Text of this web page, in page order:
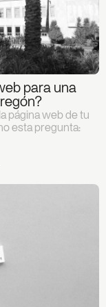
para una
página web de tu
esta pregunta: